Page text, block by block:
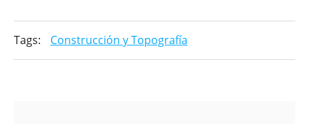
Tags: Construcción y Topografía